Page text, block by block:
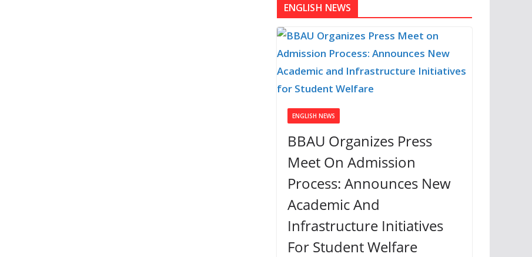
ENGLISH NEWS
ENGLISH NEWS
BBAU Organizes Press
Meet On Admission
Process: Announces New
Academic And
Infrastructure Initiatives
For Student Welfare